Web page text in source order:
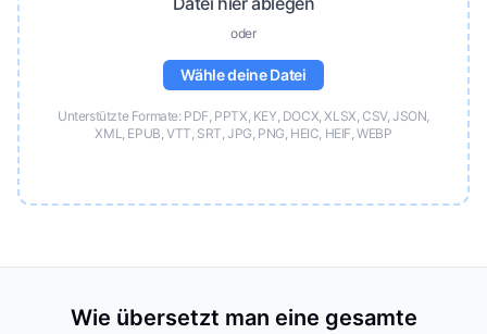
oder
Wähle deine Datei
Unterstützte Formate: PDF, PPTX, KEY, DOCX, XLSX, CSV, JSON,
XML, EPUB, VTT, SRT, JPG, PNG, HEIC, HEIF, WEBP
Wie übersetzt man eine gesamte